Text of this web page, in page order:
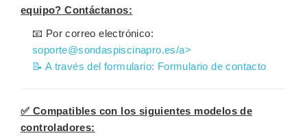
equipo? Contáctanos:
📧 Por correo electrónico:
soporte@sondaspiscinapro.es/a>
📝 A través del formulario: Formulario de contacto
✅ Compatibles con los siguientes modelos de
controladores: